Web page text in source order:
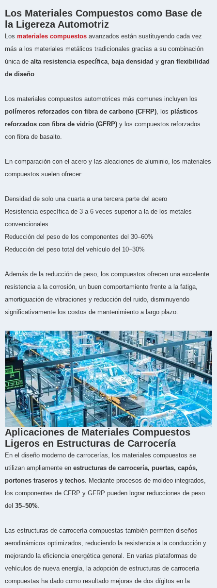
Los Materiales Compuestos como Base de
la Ligereza Automotriz
Los materiales compuestos avanzados están sustituyendo cada vez
más a los materiales metálicos tradicionales gracias a su combinación
única de alta resistencia específica, baja densidad y gran flexibilidad
de diseño.
Los materiales compuestos automotrices más comunes incluyen los
polímeros reforzados con fibra de carbono (CFRP), los plásticos
reforzados con fibra de vidrio (GFRP) y los compuestos reforzados
con fibra de basalto.
En comparación con el acero y las aleaciones de aluminio, los materiales
compuestos suelen ofrecer:
Densidad de solo una cuarta a una tercera parte del acero
Resistencia específica de 3 a 6 veces superior a la de los metales
convencionales
Reducción del peso de los componentes del 30–60%
Reducción del peso total del vehículo del 10–30%
Además de la reducción de peso, los compuestos ofrecen una excelente
resistencia a la corrosión, un buen comportamiento frente a la fatiga,
amortiguación de vibraciones y reducción del ruido, disminuyendo
significativamente los costos de mantenimiento a largo plazo.
Aplicaciones de Materiales Compuestos
Ligeros en Estructuras de Carrocería
En el diseño moderno de carrocerías, los materiales compuestos se
utilizan ampliamente en estructuras de carrocería, puertas, capós,
portones traseros y techos. Mediante procesos de moldeo integrados,
los componentes de CFRP y GFRP pueden lograr reducciones de peso
del 35–50%.
Las estructuras de carrocería compuestas también permiten diseños
aerodinámicos optimizados, reduciendo la resistencia a la conducción y
mejorando la eficiencia energética general. En varias plataformas de
vehículos de nueva energía, la adopción de estructuras de carrocería
compuestas ha dado como resultado mejoras de dos dígitos en la